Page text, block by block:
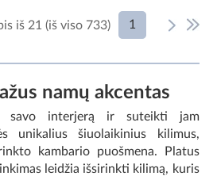
iš 21 (iš viso 733) 1
namų akcentas
savo interjerą ir suteikti jam
unikalius šiuolaikinius kilimus,
kambario puošmena. Platus
leidžia išsirinkti kilimą, kuris